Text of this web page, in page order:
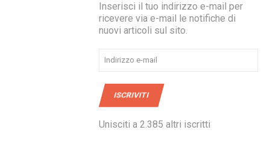
Inserisci il tuo indirizzo e-mail per
ricevere via e-mail le notifiche di
nuovi articoli sul sito.
Indirizzo
e-
ISCRIVITI
Unisciti a 2.385 altri iscritti